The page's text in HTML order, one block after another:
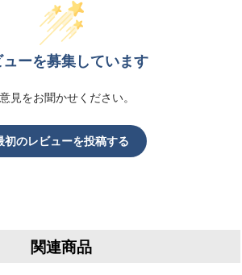
ューを募集しています
見をお聞かせください。
初のレビューを投稿する
関連商品